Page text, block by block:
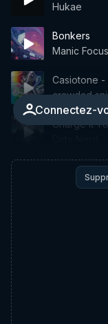
Hukae
Bonkers
Manic Focus
Connectez-
Casiotone -
crawdad
Charge It